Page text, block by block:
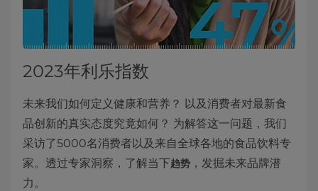
2023年利乐指数
未来我们如何定义健康和营养？ 以及消费者对最新食
品创新的真实态度究竟如何？ 为解答这一问题，我们
采访了5000名消费者以及来自全球各地的食品饮料专
家。透过专家洞察，了解当下趋势 ，发掘未来品牌潜
力。